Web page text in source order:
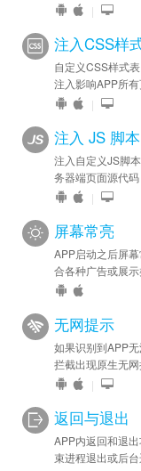
|
注入CSS样
自定义CSS样式
注入影响APP所有
|
注入 JS 脚本
注入自定义JS脚
务器端页面源代码
|
屏幕常亮
APP启动之后屏
合各种广告或展示
无网提示
如果识别到APP
拦截出现原生无网
|
返回与退出
APP内返回和退
束进程退出或后台